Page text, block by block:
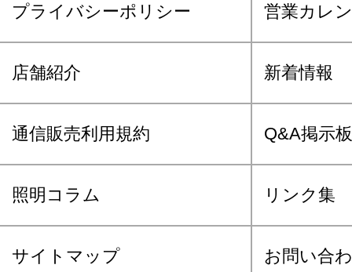
プライバシーポリシー 営業カレ
店舗紹介 新着情報
通信販売利用規約 Q&A掲示板
照明コラム リンク集
サイトマップ お問い合